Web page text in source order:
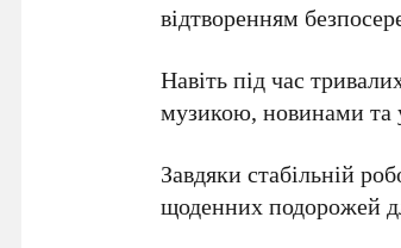
відтворенням
Навіть під час
музикою, новинами
Завдяки стабільній
щоденних подорожей